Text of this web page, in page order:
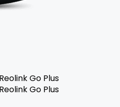
Go Plus
Go Plus